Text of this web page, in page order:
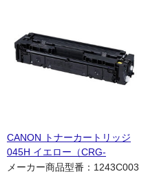
CANON トナーカートリッジ
045H イエロー（CRG-
045HYEL） 国内リサイクル品
メーカー商品型番：1243C003